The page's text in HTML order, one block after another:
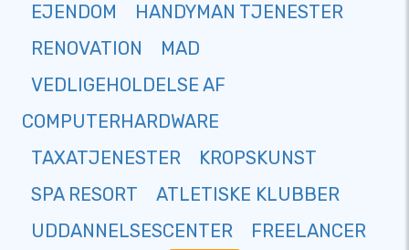
EJENDOM
HANDYMAN TJENESTER
RENOVATION
MAD
VEDLIGEHOLDELSE AF
COMPUTERHARDWARE
TAXATJENESTER
KROPSKUNST
SPA RESORT
ATLETISKE KLUBBER
UDDANNELSESCENTER
FREELANCER